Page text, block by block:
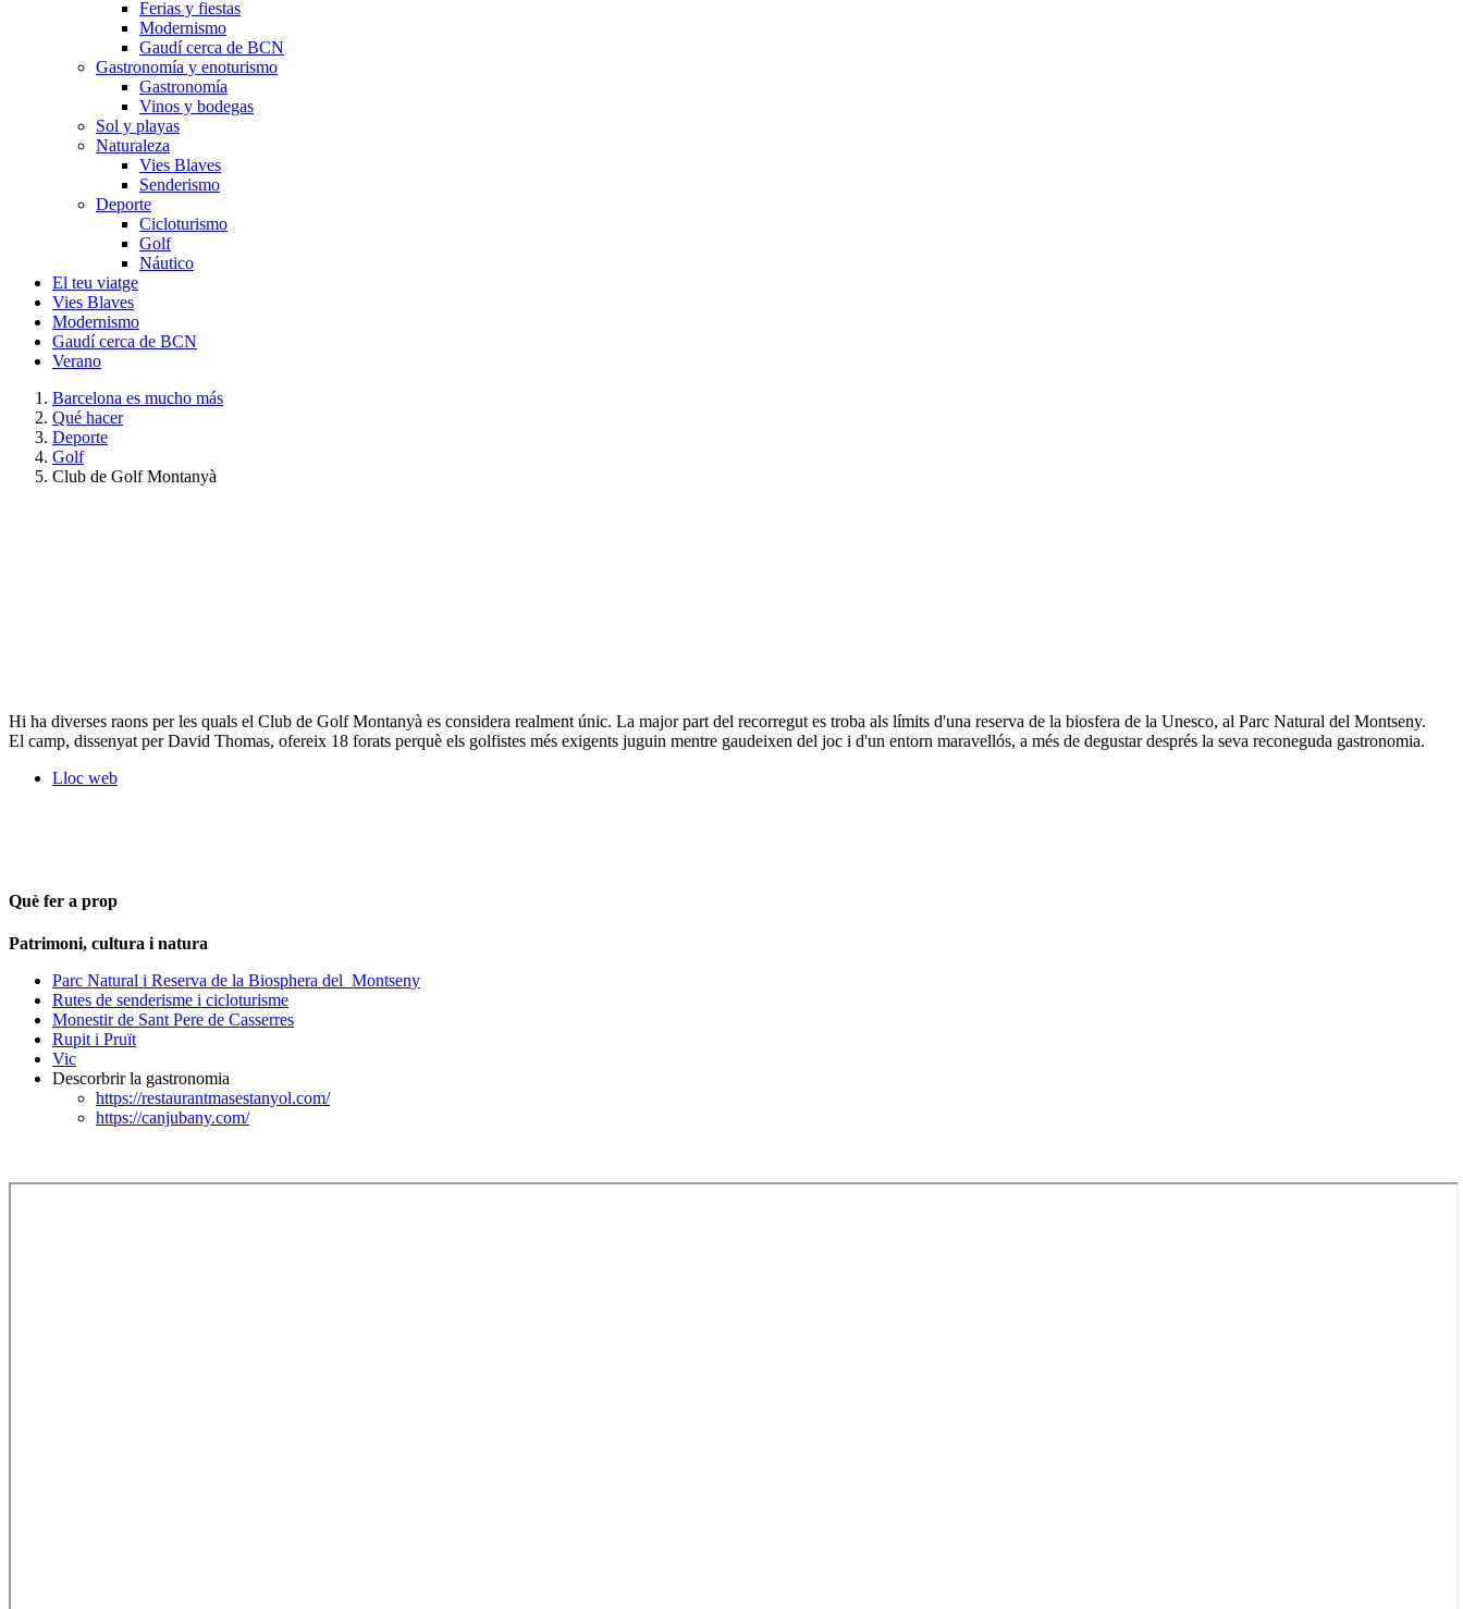
Ferias y fiestas
Modernismo
Gaudí cerca de BCN
Gastronomía y enoturismo
Gastronomía
Vinos y bodegas
Sol y playas
Naturaleza
Vies Blaves
Senderismo
Deporte
Cicloturismo
Golf
Náutico
El teu viatge
Vies Blaves
Modernismo
Gaudí cerca de BCN
Verano
Barcelona es mucho más
Qué hacer
Deporte
Golf
Club de Golf Montanyà
Hi ha diverses raons per les quals el Club de Golf Montanyà es considera realment únic. La major part del recorregut es troba als límits d'una reserva de la biosfera de la Unesco, al Parc Natural del Montseny.
El camp, dissenyat per David Thomas, ofereix 18 forats perquè els golfistes més exigents juguin mentre gaudeixen del joc i d'un entorn maravellós, a més de degustar després la seva reconeguda gastronomia.
Lloc web
Què fer a prop
Patrimoni, cultura i natura
Parc Natural i Reserva de la Biosphera del Montseny
Rutes de senderisme i cicloturisme
Monestir de Sant Pere de Casserres
Rupit i Pruït
Vic
Descorbrir la gastronomia
https://restaurantmasestanyol.com/
https://canjubany.com/